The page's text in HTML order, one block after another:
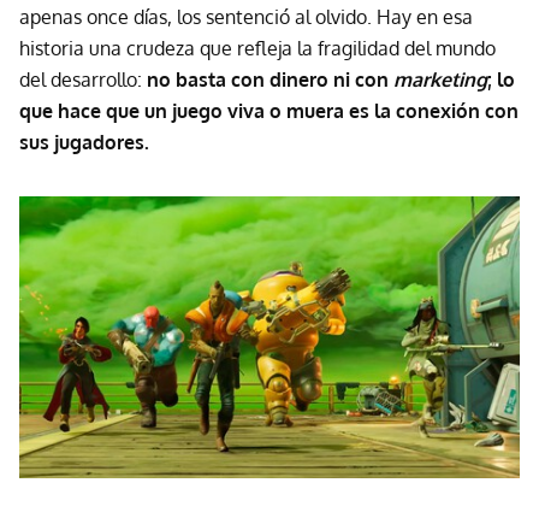
apenas once días, los sentenció al olvido. Hay en esa
historia una crudeza que refleja la fragilidad del mundo
del desarrollo: no basta con dinero ni con marketing; lo
que hace que un juego viva o muera es la conexión con
sus jugadores.